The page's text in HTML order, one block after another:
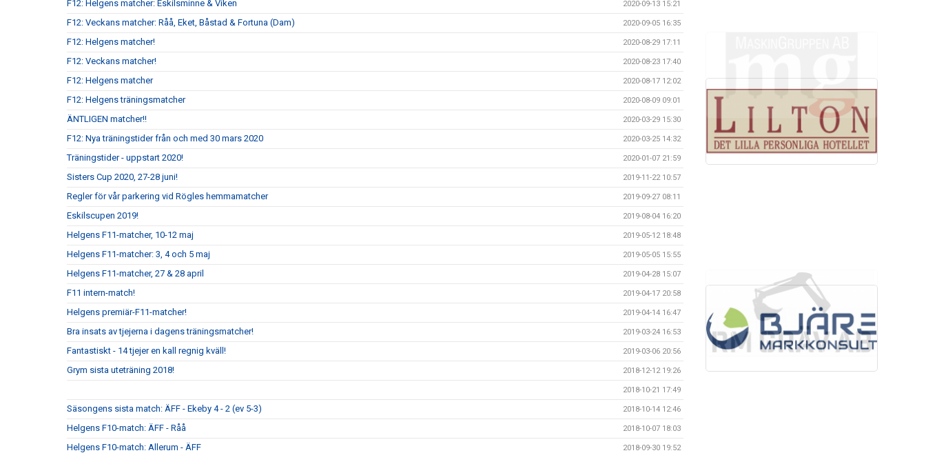
F12: Helgens matcher: Eskilsminne & Viken 2020-09-13 15:21
F12: Veckans matcher: Råå, Eket, Båstad & Fortuna (Dam) 2020-09-05 16:35
F12: Helgens matcher! 2020-08-29 17:11
F12: Veckans matcher! 2020-08-23 17:40
F12: Helgens matcher 2020-08-17 12:02
F12: Helgens träningsmatcher 2020-08-09 09:01
ÄNTLIGEN matcher!! 2020-03-29 15:30
F12: Nya träningstider från och med 30 mars 2020 2020-03-25 14:32
Träningstider - uppstart 2020! 2020-01-07 21:59
Sisters Cup 2020, 27-28 juni! 2019-11-22 10:57
Regler för vår parkering vid Rögles hemmamatcher 2019-09-27 08:11
Eskilscupen 2019! 2019-08-04 16:20
Helgens F11-matcher, 10-12 maj 2019-05-12 18:48
Helgens F11-matcher: 3, 4 och 5 maj 2019-05-05 15:55
Helgens F11-matcher, 27 & 28 april 2019-04-28 15:07
F11 intern-match! 2019-04-17 20:58
Helgens premiär-F11-matcher! 2019-04-14 16:47
Bra insats av tjejerna i dagens träningsmatcher! 2019-03-24 16:53
Fantastiskt - 14 tjejer en kall regnig kväll! 2019-03-06 20:56
Grym sista uteträning 2018! 2018-12-12 19:26
2018-10-21 17:49
Säsongens sista match: ÄFF - Ekeby 4 - 2 (ev 5-3) 2018-10-14 12:46
Helgens F10-match: ÄFF - Råå 2018-10-07 18:03
Helgens F10-match: Allerum - ÄFF 2018-09-30 19:52